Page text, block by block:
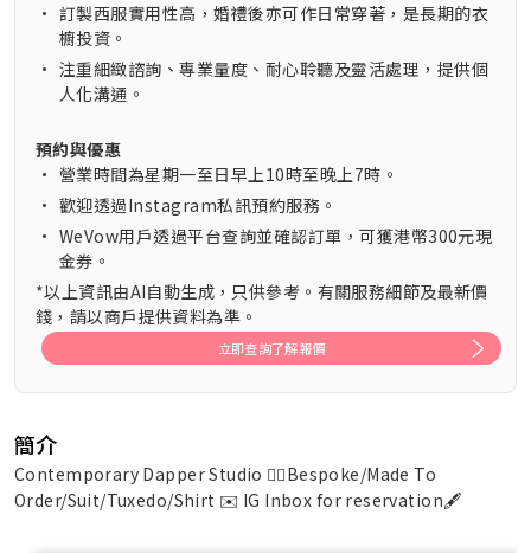
• 訂製西服實用性高，婚禮後亦可作日常穿著，是長期的衣
櫥投資。
• 注重細緻諮詢、專業量度、耐心聆聽及靈活處理，提供個
人化溝通。
預約與優惠
• 營業時間為星期一至日早上10時至晚上7時。
• 歡迎透過Instagram私訊預約服務。
• WeVow用戶透過平台查詢並確認訂單，可獲港幣300元現
金券。
*以上資訊由AI自動生成，只供參考。有關服務細節及最新價
錢，請以商戶提供資料為準。
立即查詢了解報價
簡介
Contemporary Dapper Studio 🕴🏻Bespoke/Made To
Order/Suit/Tuxedo/Shirt ✉️ IG Inbox for reservation🖋